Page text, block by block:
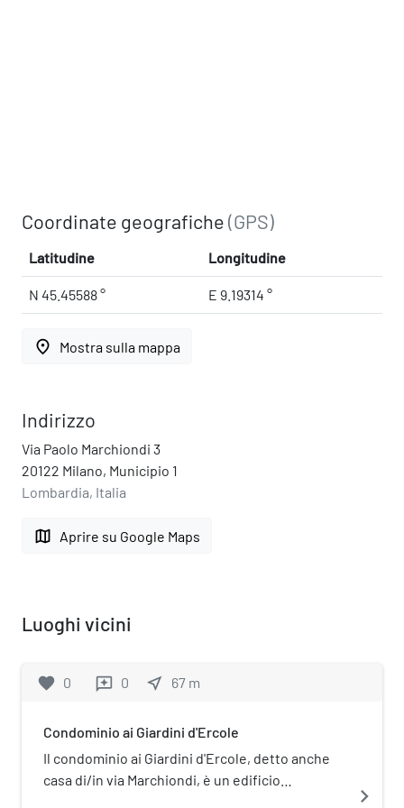
Coordinate geografiche(GPS)
Latitudine Longitudine
N 45.45588 ° E 9.19314 °
place Mostra sulla mappa
Indirizzo
Via Paolo Marchiondi 3
20122 Milano, Municipio 1
Lombardia, Italia
map Aprire su Google Maps
Luoghi vicini
favorite 0 reviews 0 near_me 67 m
Condominio ai Giardini d'Ercole
Il condominio ai Giardini d'Ercole, detto anche
casa di/in via Marchiondi, è un edificio
navigate_next